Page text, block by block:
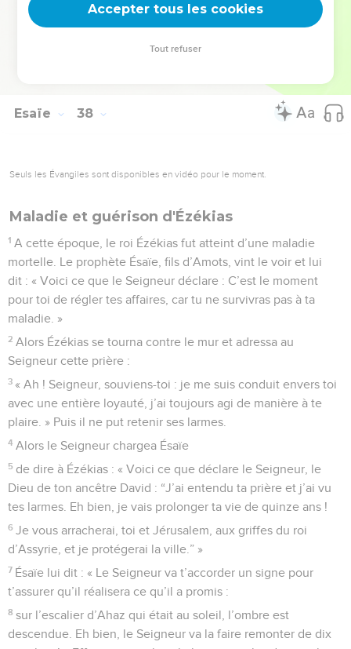
Assarhaddon, lui succéda.
© Société biblique française – Bibli’O, 1997, avec autorisation. Pour vous procurer
Esaïe 38
Seuls les Évangiles sont disponibles en vidéo pour le moment.
Maladie et guérison d'Ézékias
1 A cette époque, le roi Ézékias fut atteint d’une maladie
mortelle. Le prophète Ésaïe, fils d’Amots, vint le voir et lui
dit : « Voici ce que le Seigneur déclare : C’est le moment
pour toi de régler tes affaires, car tu ne survivras pas à ta
maladie. »
2 Alors Ézékias se tourna contre le mur et adressa au
Seigneur cette prière :
3 « Ah ! Seigneur, souviens-toi : je me suis conduit envers toi
avec une entière loyauté, j’ai toujours agi de manière à te
plaire. » Puis il ne put retenir ses larmes.
4 Alors le Seigneur chargea Ésaïe
5 de dire à Ézékias : « Voici ce que déclare le Seigneur, le
Dieu de ton ancêtre David : “J’ai entendu ta prière et j’ai vu
tes larmes. Eh bien, je vais prolonger ta vie de quinze ans !
6 Je vous arracherai, toi et Jérusalem, aux griffes du roi
d’Assyrie, et je protégerai la ville.” »
7 Ésaïe lui dit : « Le Seigneur va t’accorder un signe pour
t’assurer qu’il réalisera ce qu’il a promis :
8 sur l’escalier d’Ahaz qui était au soleil, l’ombre est
descendue. Eh bien, le Seigneur va la faire remonter de dix
Accepter tous les cookies
Tout refuser